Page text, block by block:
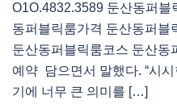
O1O.4832.3589 둔산동퍼
동퍼블릭룸가격 둔산동퍼블
둔산동퍼블릭룸코스 둔산동
예약 담으면서 말했다. “시
기에 너무 큰 의미를 […]